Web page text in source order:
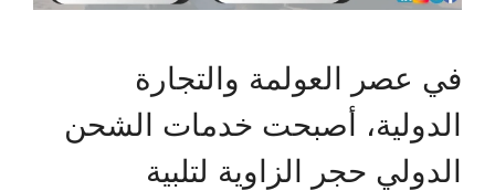
في عصر العولمة والتجارة
الدولية، أصبحت خدمات الشحن
الدولي حجر الزاوية لتلبية